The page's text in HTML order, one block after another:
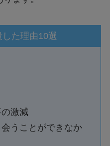
した理由10選
激減
うことができなか